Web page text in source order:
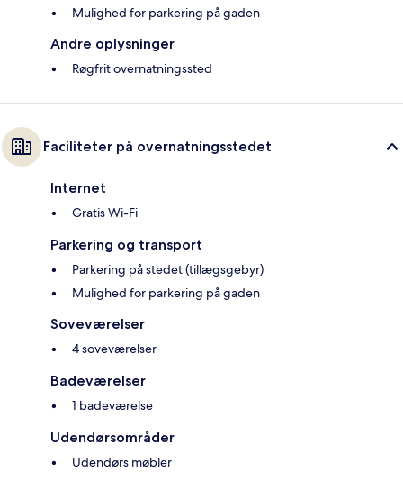
Mulighed for parkering på gaden
Andre oplysninger
Røgfrit overnatningssted
Faciliteter på overnatningsstedet
Internet
Gratis Wi-Fi
Parkering og transport
Parkering på stedet (tillægsgebyr)
Mulighed for parkering på gaden
Soveværelser
4 soveværelser
Badeværelser
1 badeværelse
Udendørsområder
Udendørs møbler